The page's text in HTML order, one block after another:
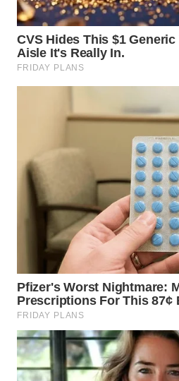
WN
DEPOK
WN
SAMOSIR
WN
PADANG
WN
SUMEDANG
WN
CIANJUR
WN
KEPULAUAN